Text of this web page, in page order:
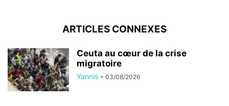
ARTICLES CONNEXES
Ceuta au cœur de la crise
migratoire
Yannis - 03/08/2026